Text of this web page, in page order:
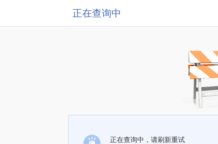
正在查询中
正在查询中，请刷新重试